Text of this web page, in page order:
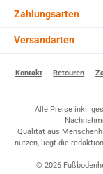
Zahlungsarten
Versandarten
Kontakt Retouren
Alle Preise inkl.
Qualität aus
nutzen, liegt die
© 2026